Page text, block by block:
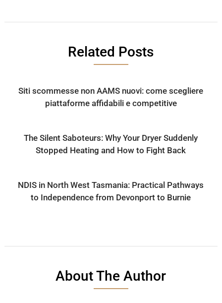
Related Posts
Siti scommesse non AAMS nuovi: come scegliere
piattaforme affidabili e competitive
The Silent Saboteurs: Why Your Dryer Suddenly
Stopped Heating and How to Fight Back
NDIS in North West Tasmania: Practical Pathways
to Independence from Devonport to Burnie
About The Author